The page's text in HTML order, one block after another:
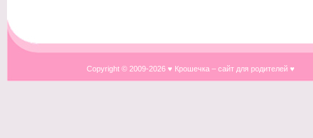
Copyright © 2009-2026 ♥ Крошечка – сайт для родителей ♥